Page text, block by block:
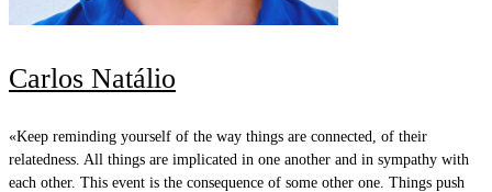
Carlos Natálio
«Keep reminding yourself of the way things are connected, of their
relatedness. All things are implicated in one another and in sympathy with
each other. This event is the consequence of some other one. Things push